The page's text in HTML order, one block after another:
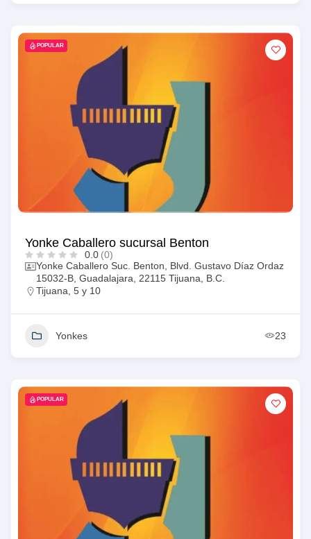
POPULAR
Yonke Caballero sucursal Benton
0.0 (0)
Yonke Caballero Suc. Benton, Blvd. Gustavo Díaz Ordaz
15032-B, Guadalajara, 22115 Tijuana, B.C.
Tijuana 5 y 10
Yonkes 23
POPULAR